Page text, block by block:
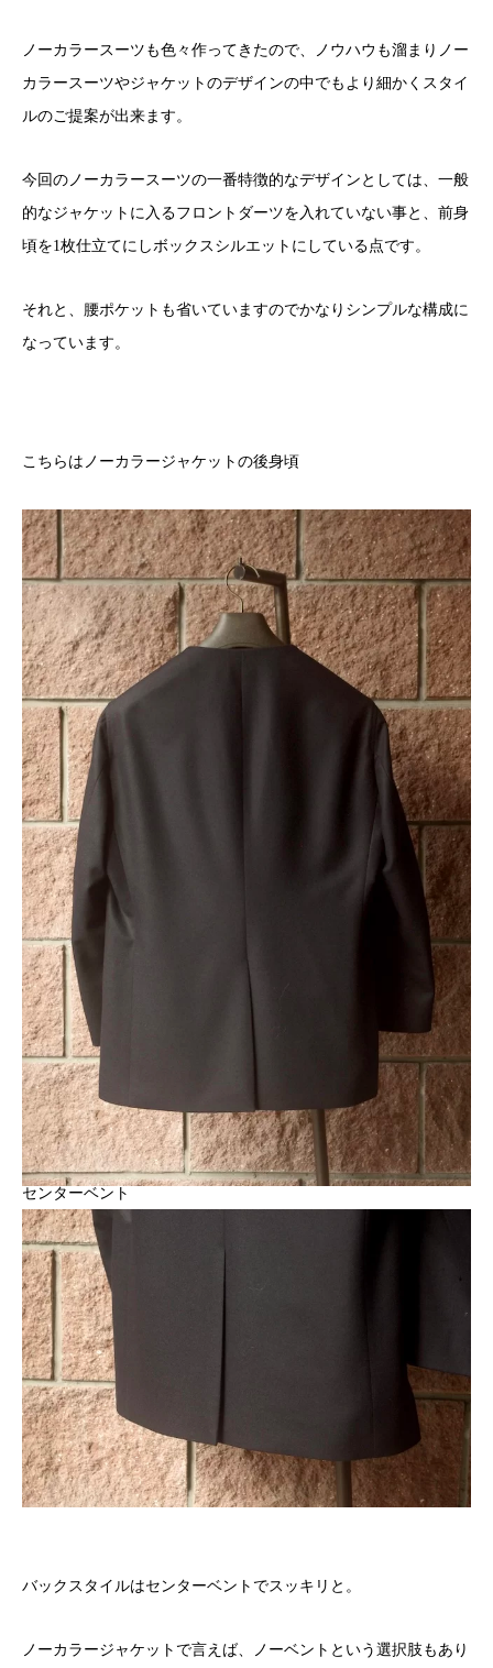
ノーカラースーツも色々作ってきたので、ノウハウも溜まりノー
カラースーツやジャケットのデザインの中でもより細かくスタイ
ルのご提案が出来ます。
今回のノーカラースーツの一番特徴的なデザインとしては、一般
的なジャケットに入るフロントダーツを入れていない事と、前身
頃を1枚仕立てにしボックスシルエットにしている点です。
それと、腰ポケットも省いていますのでかなりシンプルな構成に
なっています。
こちらはノーカラージャケットの後身頃
センターベント
バックスタイルはセンターベントでスッキリと。
ノーカラージャケットで言えば、ノーベントという選択肢もあり